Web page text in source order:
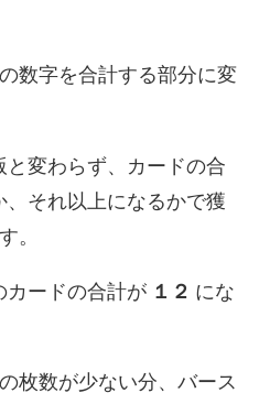
数字を合計する部分に変
と変わらず、カードの合
、それ以上になるかで獲
。
カードの合計が １２ にな
枚数が少ない分、バース